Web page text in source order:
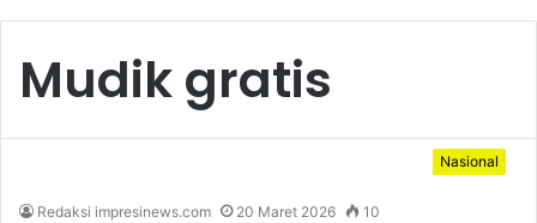
Mudik gratis
Nasional
Redaksi impresinews.com 20 Maret 2026 10